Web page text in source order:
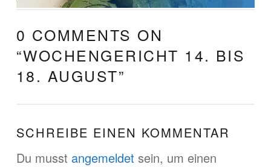
0 COMMENTS ON
“WOCHENGERICHT 14. BIS
18. AUGUST”
SCHREIBE EINEN KOMMENTAR
Du musst angemeldet sein, um einen